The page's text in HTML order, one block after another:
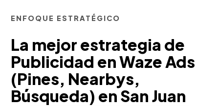
ENFOQUE ESTRATÉGICO
La mejor estrategia de
Publicidad en Waze Ads
(Pines, Nearbys,
Búsqueda) en San Juan